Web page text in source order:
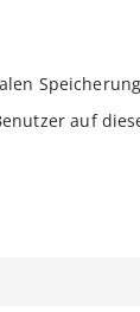
auf